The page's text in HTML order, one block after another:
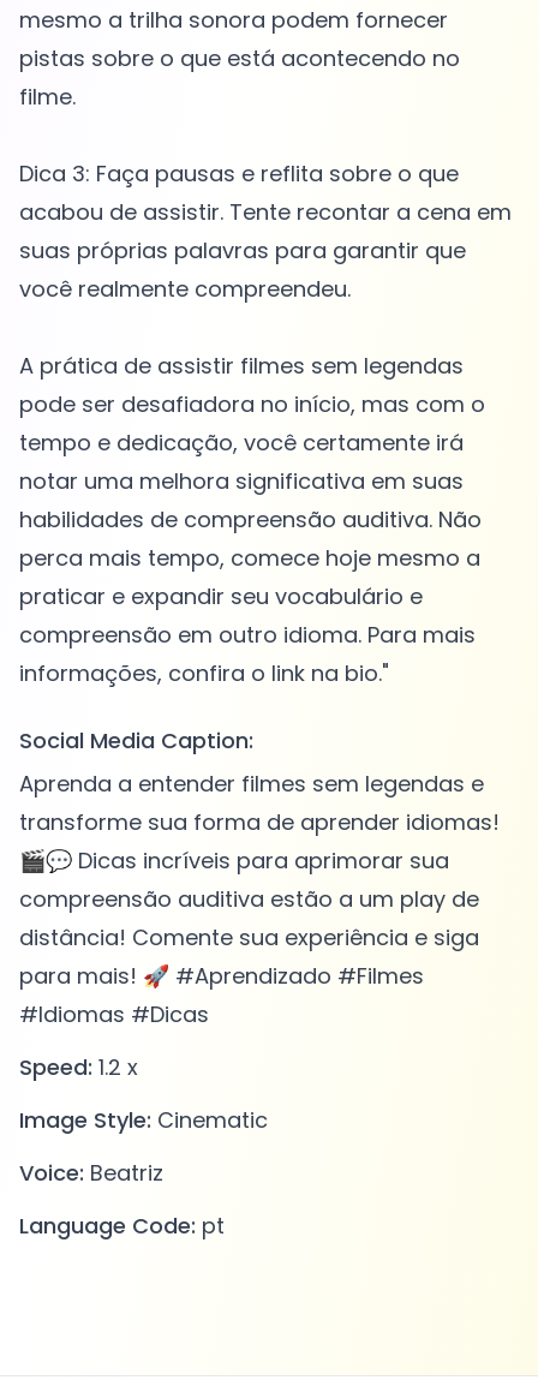
mesmo a trilha sonora podem fornecer
pistas sobre o que está acontecendo no
filme.
Dica 3: Faça pausas e reflita sobre o que
acabou de assistir. Tente recontar a cena em
suas próprias palavras para garantir que
você realmente compreendeu.
A prática de assistir filmes sem legendas
pode ser desafiadora no início, mas com o
tempo e dedicação, você certamente irá
notar uma melhora significativa em suas
habilidades de compreensão auditiva. Não
perca mais tempo, comece hoje mesmo a
praticar e expandir seu vocabulário e
compreensão em outro idioma. Para mais
Social Media Caption:
Aprenda a entender filmes sem legendas e
transforme sua forma de aprender idiomas!
🎬💬 Dicas incríveis para aprimorar sua
compreensão auditiva estão a um play de
distância! Comente sua experiência e siga
para mais! 🚀 #Aprendizado #Filmes
#Idiomas #Dicas
Speed: 1.2 x
Image Style: Cinematic
Voice: Beatriz
Language Code: pt